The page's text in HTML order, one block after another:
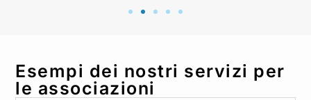
Esempi dei nostri servizi per
le associazioni